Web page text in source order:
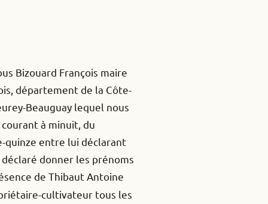
Bizouard François maire
département de la Côte-
Beauguay lequel nous
à minuit, du
quinze entre lui déclarant
donner les prénoms
de Thibaut Antoine
cultivateur tous les